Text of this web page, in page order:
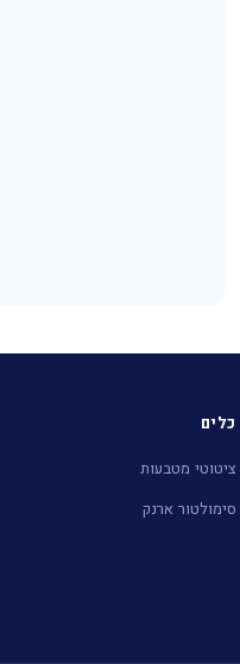
כלים
ציטוטי מטבעות
סימולטור ארנק